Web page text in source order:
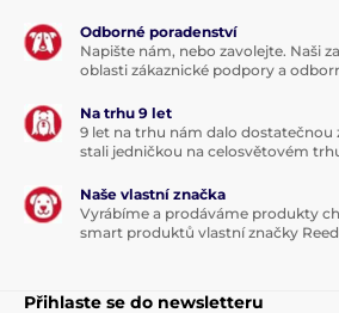
Odborné poradenství
Napište nám, nebo zavolejte. Naši
oblasti zákaznické podpory a
Na trhu 9 let
9 let na trhu nám dalo dostatečnou
stali jedničkou na celosvětovém
Naše vlastní značka
Vyrábíme a prodáváme produkty
smart produktů vlastní značky
Přihlaste se do newsletteru